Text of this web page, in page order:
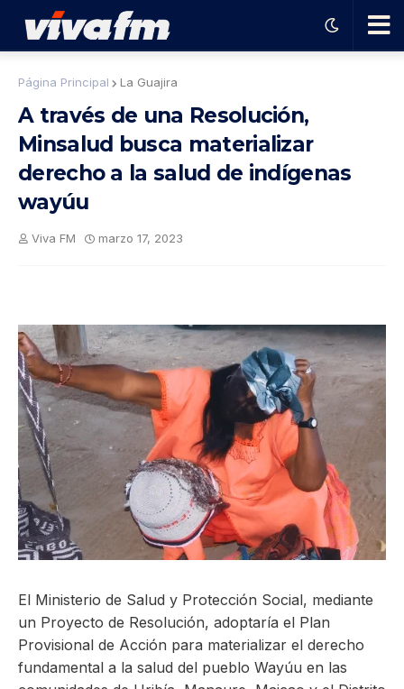
ble
pro
gra
ma
Página Principal La Guajira
A través de una Resolución,
Minsalud busca materializar
derecho a la salud de indígenas
wayúu
Viva FM marzo 17, 2023
El Ministerio de Salud y Protección Social, mediante
un Proyecto de Resolución, adoptaría el Plan
Provisional de Acción para materializar el derecho
fundamental a la salud del pueblo Wayúu en las